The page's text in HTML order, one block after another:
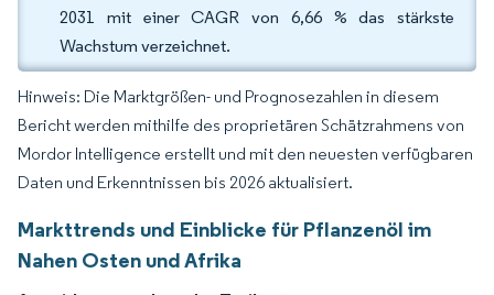
2031 mit einer CAGR von 6,66 % das stärkste
Wachstum verzeichnet.
Hinweis: Die Marktgrößen- und Prognosezahlen in diesem
Bericht werden mithilfe des proprietären Schätzrahmens von
Mordor Intelligence erstellt und mit den neuesten verfügbaren
Daten und Erkenntnissen bis 2026 aktualisiert.
Markttrends und Einblicke für Pflanzenöl im
Nahen Osten und Afrika